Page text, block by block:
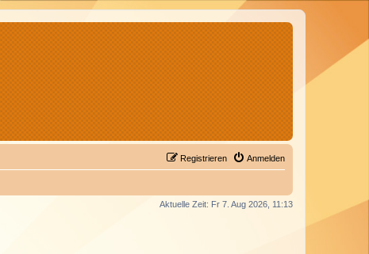
Anmelden
Registrieren
Aktuelle Zeit: Fr 7. Aug 2026, 11:13